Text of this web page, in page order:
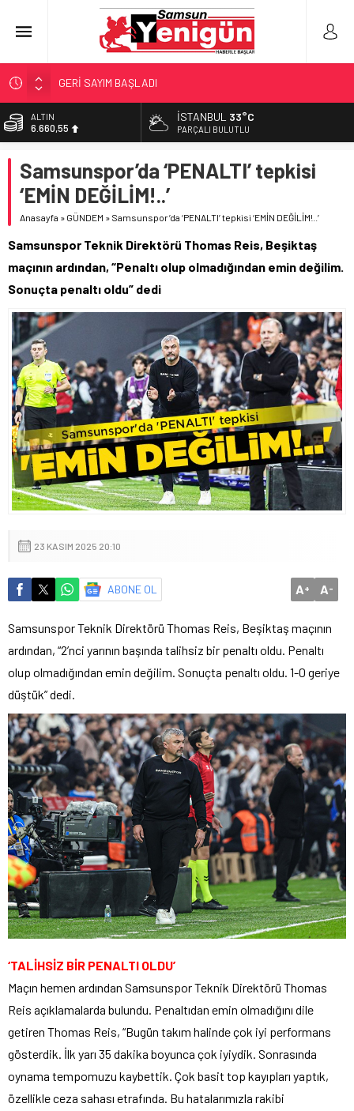
GERİ SAYIM BAŞLADI
SAMSUNSPOR’DA HEDEF 5’İNCİLİK!
‘BAFRA’YA YATIRIM YAPIN!’
YÖNETİCİ SEÇERKEN YAPILAN EN BÜYÜK HATALAR
ALTIN
6.660,55
13.779,39
DOLAR
47,7111
55,1881
İSTANBUL 33°C
PARÇALI BULUTLU
Samsunspor’da ‘PENALTI’ tepkisi
‘EMİN DEĞİLİM!..’
Anasayfa » GÜNDEM » Samsunspor’da ‘PENALTI’ tepkisi ‘EMİN DEĞİLİM!..’
Samsunspor Teknik Direktörü Thomas Reis, Beşiktaş
maçının ardından, “Penaltı olup olmadığından emin değilim.
Sonuçta penaltı oldu” dedi
23 KASIM 2025 20:10
ABONE OL A+ A-
Samsunspor Teknik Direktörü Thomas Reis, Beşiktaş maçının
ardından, “2’nci yarının başında talihsiz bir penaltı oldu. Penaltı
olup olmadığından emin değilim. Sonuçta penaltı oldu. 1-0 geriye
düştük” dedi.
‘TALİHSİZ BİR PENALTI OLDU’
Maçın hemen ardından Samsunspor Teknik Direktörü Thomas
Reis açıklamalarda bulundu. Penaltıdan emin olmadığını dile
getiren Thomas Reis, “Bugün takım halinde çok iyi performans
gösterdik. İlk yarı 35 dakika boyunca çok iyiydik. Sonrasında
oynama tempomuzu kaybettik. Çok basit top kayıpları yaptık,
özellikle ceza sahası etrafında. Bu hatalarımızla rakibi